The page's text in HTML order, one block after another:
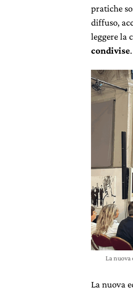
pratiche
diffuso,
leggere la
condivise.
La
La nuova